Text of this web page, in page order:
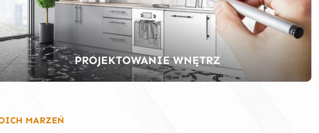
PROJEKTOWANIE WNĘTRZ
MARZEŃ